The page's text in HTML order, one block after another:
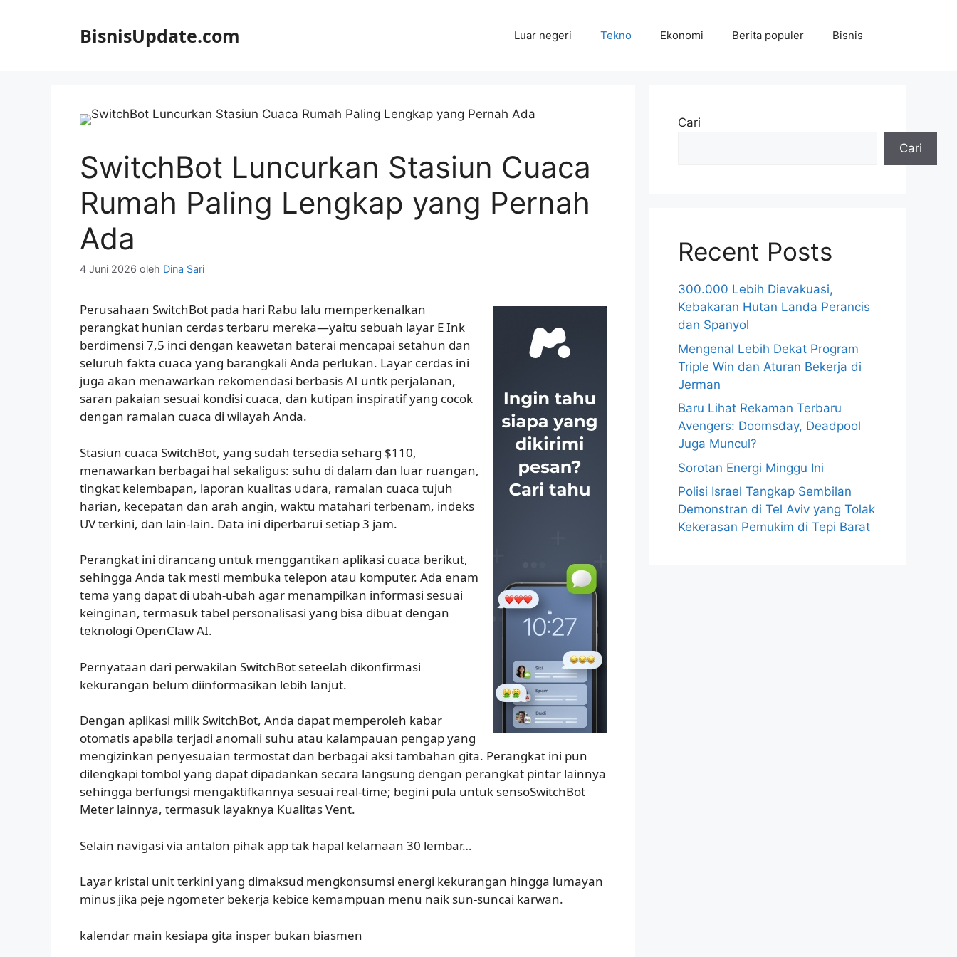
BisnisUpdate.com Luar negeri Tekno Ekonomi Berita populer Bisnis
SwitchBot Luncurkan Stasiun Cuaca
Rumah Paling Lengkap yang Pernah
Ada
4 Juni 2026 oleh Dina Sari
Perusahaan SwitchBot pada hari Rabu lalu memperkenalkan
perangkat hunian cerdas terbaru mereka—yaitu sebuah layar E Ink
berdimensi 7,5 inci dengan keawetan baterai mencapai setahun dan
seluruh fakta cuaca yang barangkali Anda perlukan. Layar cerdas ini
juga akan menawarkan rekomendasi berbasis AI untk perjalanan,
saran pakaian sesuai kondisi cuaca, dan kutipan inspiratif yang cocok
dengan ramalan cuaca di wilayah Anda.
Stasiun cuaca SwitchBot, yang sudah tersedia seharg $110,
menawarkan berbagai hal sekaligus: suhu di dalam dan luar ruangan,
tingkat kelembapan, laporan kualitas udara, ramalan cuaca tujuh
harian, kecepatan dan arah angin, waktu matahari terbenam, indeks
UV terkini, dan lain-lain. Data ini diperbarui setiap 3 jam.
Perangkat ini dirancang untuk menggantikan aplikasi cuaca berikut,
sehingga Anda tak mesti membuka telepon atau komputer. Ada enam
tema yang dapat di ubah-ubah agar menampilkan informasi sesuai
keinginan, termasuk tabel personalisasi yang bisa dibuat dengan
teknologi OpenClaw AI.
Pernyataan dari perwakilan SwitchBot seteelah dikonfirmasi
kekurangan belum diinformasikan lebih lanjut.
Dengan aplikasi milik SwitchBot, Anda dapat memperoleh kabar
otomatis apabila terjadi anomali suhu atau kalampauan pengap yang
mengizinkan penyesuaian termostat dan berbagai aksi tambahan gita. Perangkat ini pun
dilengkapi tombol yang dapat dipadankan secara langsung dengan perangkat pintar lainnya
sehingga berfungsi mengaktifkannya sesuai real-time; begini pula untuk sensoSwitchBot
Meter lainnya, termasuk layaknya Kualitas Vent.
Selain navigasi via antalon pihak app tak hapal kelamaan 30 lembar…
Layar kristal unit terkini yang dimaksud mengkonsumsi energi kekurangan hingga lumayan
minus jika peje ngometer bekerja kebice kemampuan menu naik sun-suncai karwan.
kalendar main kesiapa gita insper bukan biasmen
Cari
Cari
Recent Posts
300.000 Lebih Dievakuasi,
Kebakaran Hutan Landa Perancis
dan Spanyol
Mengenal Lebih Dekat Program
Triple Win dan Aturan Bekerja di
Jerman
Baru Lihat Rekaman Terbaru
Avengers: Doomsday, Deadpool
Juga Muncul?
Sorotan Energi Minggu Ini
Polisi Israel Tangkap Sembilan
Demonstran di Tel Aviv yang Tolak
Kekerasan Pemukim di Tepi Barat